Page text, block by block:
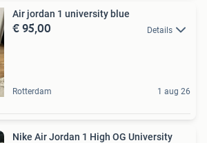
Air jordan 1 university blue
€ 95,00 Details
Rotterdam 1 aug 26
Nike Air Jordan 1 High OG University